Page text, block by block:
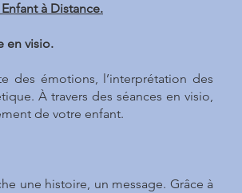
à Distance.
en visio.
des émotions, l’interprétation des
À travers des séances en visio,
de votre enfant.
une histoire, un message. Grâce à